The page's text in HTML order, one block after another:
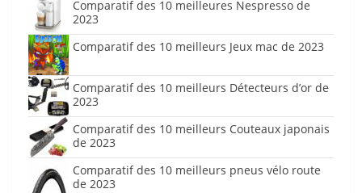
Comparatif des 10 meilleures Nespresso de
2023
Comparatif des 10 meilleurs Jeux mac de 2023
Comparatif des 10 meilleurs Détecteurs d’or de
2023
Comparatif des 10 meilleurs Couteaux japonais
de 2023
Comparatif des 10 meilleurs pneus vélo route
de 2023